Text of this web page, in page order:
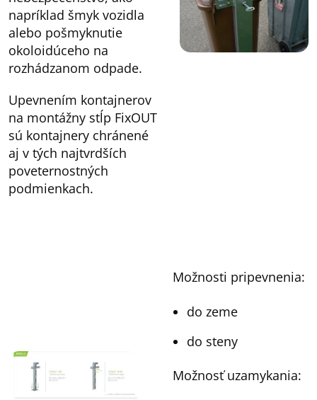
napríklad šmyk vozidla
alebo pošmyknutie
okoloidúceho na
rozhádzanom odpade.
Upevnením kontajnerov
na montážny stĺp FixOUT
sú kontajnery chránené
aj v tých najtvrdších
poveternostných
podmienkach.
Možnosti pripevnenia:
do zeme
do steny
Možnosť uzamykania: